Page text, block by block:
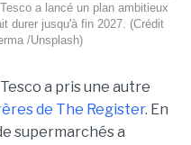
a lancé un plan ambitieux
durer jusqu'à fin 2027. (Crédit
/Unsplash)
a pris une autre
de The Register. En
supermarchés a